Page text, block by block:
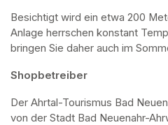
Besichtigt wird ein etwa 200
Anlage herrschen konstant
bringen Sie daher auch im
Shopbetreiber
Der Ahrtal-Tourismus Bad
von der Stadt Bad Neuenahr-